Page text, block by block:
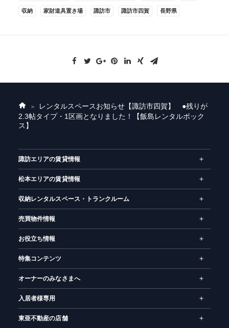
収納 家財道具置き場 諏訪市 諏訪市四賀 長野県
ホ
ー
ム
レンタルスペースお知らせ 【諏訪市四賀】 ●残りが
2.3帖タイプ・1区画となりました！【飯島レンタルボック
ス】
諏訪エリアの賃貸情報
松本エリアの賃貸情報
収納レンタルスペース・トランクルーム
売買物件情報
お役立ち情報
特集コンテンツ
オーナーのみなさまへ
入居者様専用
東亜不動産の店舗